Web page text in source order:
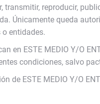
transmitir, reproducir,
Únicamente queda
o entidades.
en ESTE MEDIO Y/O
condiciones, salvo
de ESTE MEDIO Y/O